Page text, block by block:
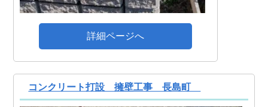
詳細ページへ
コンクリート打設 擁壁工事 長島町